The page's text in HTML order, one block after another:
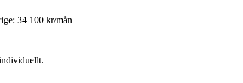
: 34 100 kr/mån